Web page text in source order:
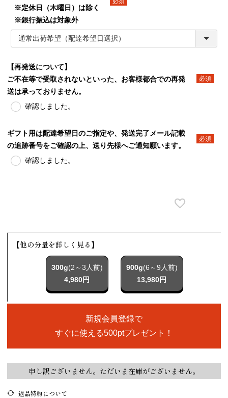
※定休日（木曜日）は除く
※銀行振込は対象外
【再発送について】
ご不在等で受取されないといった、お客様都合での再発
送は承っておりません。
確認しました。
ギフト用は配達希望日のご指定や、発送完了メール記載
の追跡番号をご確認の上、送り先様へご通知願います。
確認しました。
【他の分量を詳しく見る】
300g(2～3人前)
4,980円
900g(6～9人前)
13,980円
新規会員登録で
すぐに使える500ptプレゼント！
申し訳ございません。ただいま在庫がございません。
返品特約について